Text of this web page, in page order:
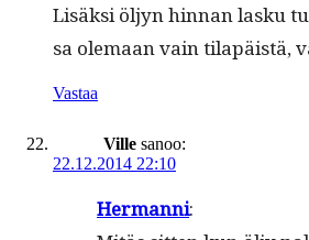
Lisäk­si öljyn hin­nan lasku
sa ole­maan vain tilapäistä,
Vastaa
Ville sanoo:
22.12.2014 22:10
Her­man­ni: